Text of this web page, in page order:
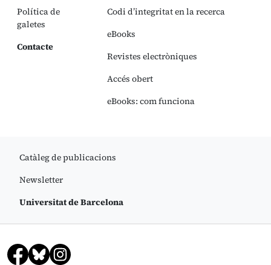
Política de
galetes
Contacte
Codi d’integritat en la recerca
eBooks
Revistes electròniques
Accés obert
eBooks: com funciona
Catàleg de publicacions
Newsletter
Universitat de Barcelona